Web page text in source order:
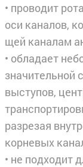
• проводит
оси каналов,
щей каналам
• обладает
значительной
высту­пов,
разрезая
корневых
• не подходит